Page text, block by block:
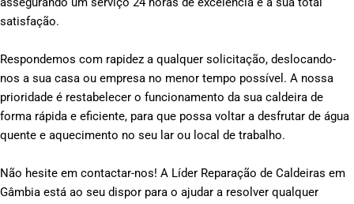
satisfação.
Respondemos com rapidez a qualquer solicitação, deslocando-
nos a sua casa ou empresa no menor tempo possível. A nossa
prioridade é restabelecer o funcionamento da sua caldeira de
forma rápida e eficiente, para que possa voltar a desfrutar de água
quente e aquecimento no seu lar ou local de trabalho.
Não hesite em contactar-nos! A Líder Reparação de Caldeiras em
Gâmbia está ao seu dispor para o ajudar a resolver qualquer